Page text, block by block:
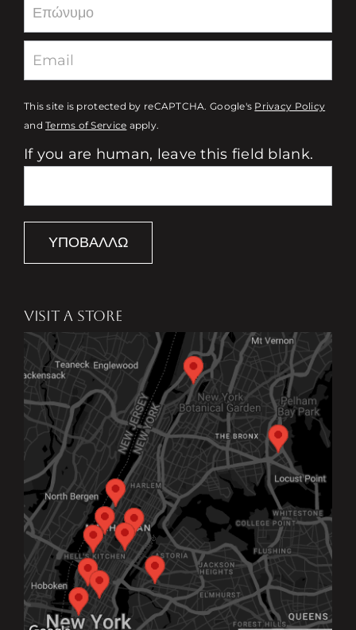
This site is protected by reCAPTCHA. Google's Privacy Policy
andTerms of Service apply.
If you are human, leave this field blank.
ΥΠΟΒΆΛΛΩ
VISIT A STORE